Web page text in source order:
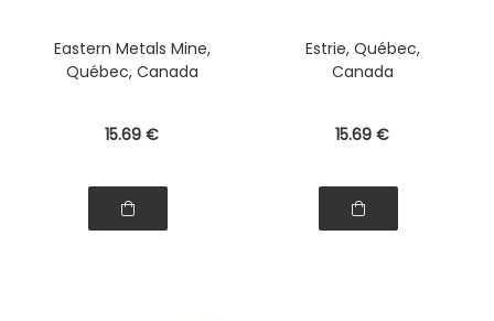
Eastern Metals Mine,
Québec, Canada
15.69 €
Estrie, Québec,
Canada
15.69 €